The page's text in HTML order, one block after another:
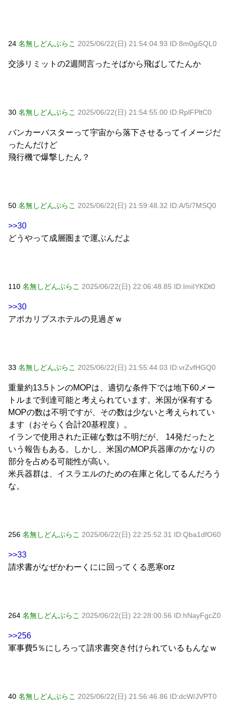
24 名無しどんぶらこ 2025/06/22(日) 21:54:04.93 ID:8m0gi5QL0
交渉リミットの2週間言ったそばから飛ばしてたんか
30 名無しどんぶらこ 2025/06/22(日) 21:54:55.00 ID:RplFPltC0
バンカーバスターって宇宙から落下させるってイメージだ
ったんだけど
飛行機で爆撃したん？
50 名無しどんぶらこ 2025/06/22(日) 21:59:48.32 ID:A/5/7MSQ0
>>30
どうやって成層圏まで運ぶんだよ
110 名無しどんぶらこ 2025/06/22(日) 22:06:48.85 ID:ImiIYKDt0
>>30
アポカリプスホテルの見過ぎｗ
33 名無しどんぶらこ 2025/06/22(日) 21:55:44.03 ID:vrZvfHGQ0
重量約13.5トンのMOPは、適切な条件下では地下60メー
トルまで到達可能と考えられています。米国が保有する
MOPの数は不明ですが、その数は少ないと考えられてい
ます（おそらく合計20基程度）。
イランで使用された正確な数は不明だが、 14発だったと
いう報告もある。しかし、米国のMOP兵器庫のかなりの
部分を占める可能性が高い。
米兵器群は、イスラエルのための在庫と化してるんだろう
な。
256 名無しどんぶらこ 2025/06/22(日) 22:25:52.31 ID:Qba1dfO60
>>33
請求書がなぜかわーくにに回ってくる悪寒orz
264 名無しどんぶらこ 2025/06/22(日) 22:28:00.56 ID:hNayFgcZ0
>>256
軍事費5％にしろって請求書突き付けられているもんなｗ
40 名無しどんぶらこ 2025/06/22(日) 21:56:46.86 ID:dcW/JVPT0